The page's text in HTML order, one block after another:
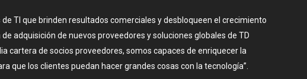
TI que brinden resultados comerciales y desbloqueen el crecimiento
adquisición de nuevos proveedores y soluciones globales de TD
cartera de socios proveedores, somos capaces de enriquecer la
que los clientes puedan hacer grandes cosas con la tecnología”.